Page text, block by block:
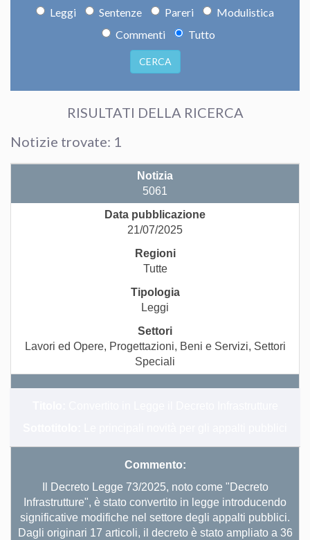
Leggi Sentenze Pareri
Modulistica
Commenti
Tutto
CERCA
RISULTATI DELLA RICERCA
Notizie trovate: 1
5061
21/07/2025
Tutte
Leggi
Lavori ed Opere, Progettazioni, Beni e Servizi, Settori
Speciali
Commento:
Il Decreto Legge 73/2025, noto come "Decreto
Infrastrutture", è stato convertito in legge introducendo
significative modifiche nel settore degli appalti pubblici.
Dagli originari 17 articoli, il decreto è stato ampliato a 36